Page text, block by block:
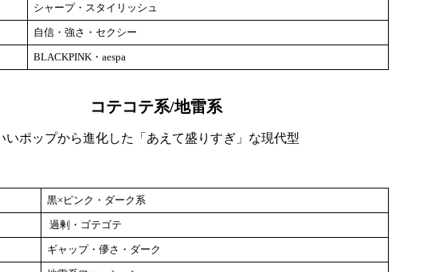
シャープ・スタイリッシュ
自信・強さ・セクシー
BLACKPINK・aespa
コテコテ系/地雷系
いポップから進化した「あえて盛りすぎ」な現代型
黒×ピンク・ダーク系
過剰・ゴテゴテ
ギャップ・儚さ・ダーク